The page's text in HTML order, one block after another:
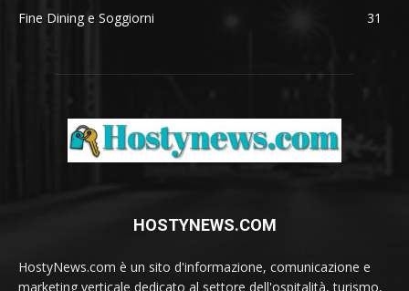
Fine Dining e Soggiorni
31
HOSTYNEWS.COM
HostyNews.com è un sito d'informazione, comunicazione e
marketing verticale dedicato al settore dell'ospitalità, turismo,